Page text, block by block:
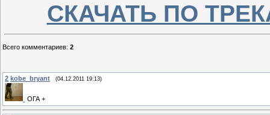
СКАЧАТЬ ПО
Всего комментариев: 2
2 kobe_bryant (04.12.2011 19:13)
ОГА +